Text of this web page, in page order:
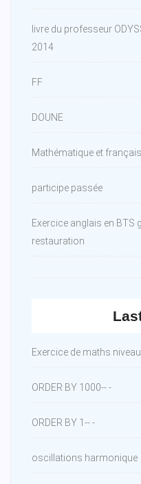
livre du professeur
2014
FF
DOUNE
Mathématique et français
participe passée
Exercice anglais en BTS
restauration
Exercice de maths
ORDER BY 1000-- -
ORDER BY 1-- -
oscillations harmonique